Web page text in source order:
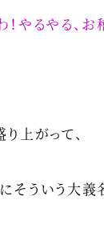
やるやる、お
上がって、
そういう大義